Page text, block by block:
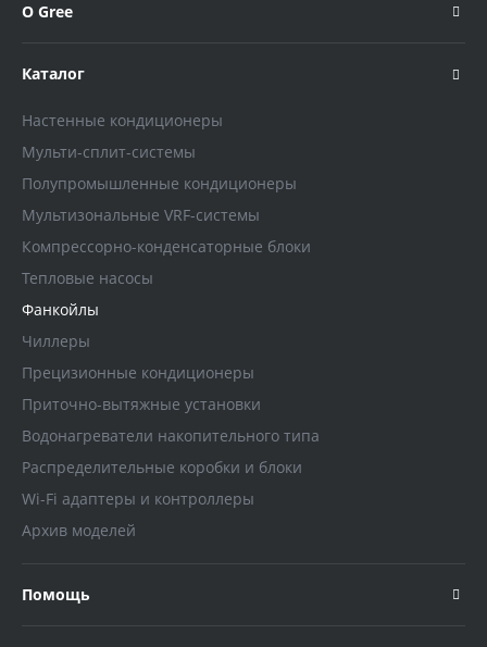
О Gree
Каталог
Настенные кондиционеры
Мульти-сплит-системы
Полупромышленные кондиционеры
Мультизональные VRF-системы
Компрессорно-конденсаторные блоки
Тепловые насосы
Фанкойлы
Чиллеры
Прецизионные кондиционеры
Приточно-вытяжные установки
Водонагреватели накопительного типа
Распределительные коробки и блоки
Wi-Fi адаптеры и контроллеры
Архив моделей
Помощь